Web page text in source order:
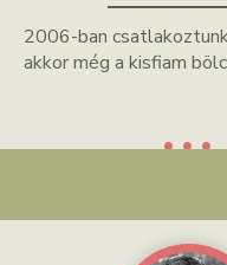
2006-ban
akkor még a kisfiam
...